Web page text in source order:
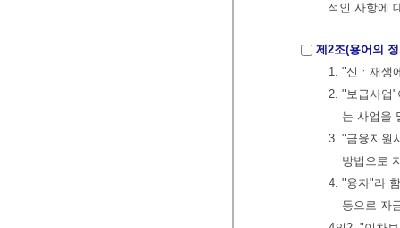
적인 사항에
제2조(용어의
1. "신ㆍ재생
2. "보급사업
는 사업을
3. "금융지원
방법으로
4. "융자"라
등으로 자